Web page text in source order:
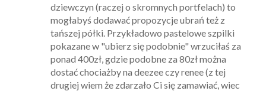
dziewczyn (raczej o skromnych portfelach) to
mogłabyś dodawać propozycje ubrań też z
tańszej półki. Przykładowo pastelowe szpilki
pokazane w "ubierz się podobnie" wrzuciłaś za
ponad 400zł, gdzie podobne za 80zł można
dostać chociażby na deezee czy renee (z tej
drugiej wiem że zdarzało Ci się zamawiać, wiec